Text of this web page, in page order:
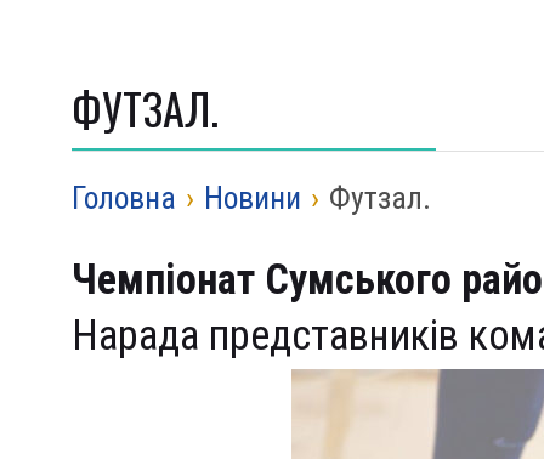
ФУТЗАЛ.
Головна › Новини › Футзал.
Чемпіонат Сумського
Нарада представників